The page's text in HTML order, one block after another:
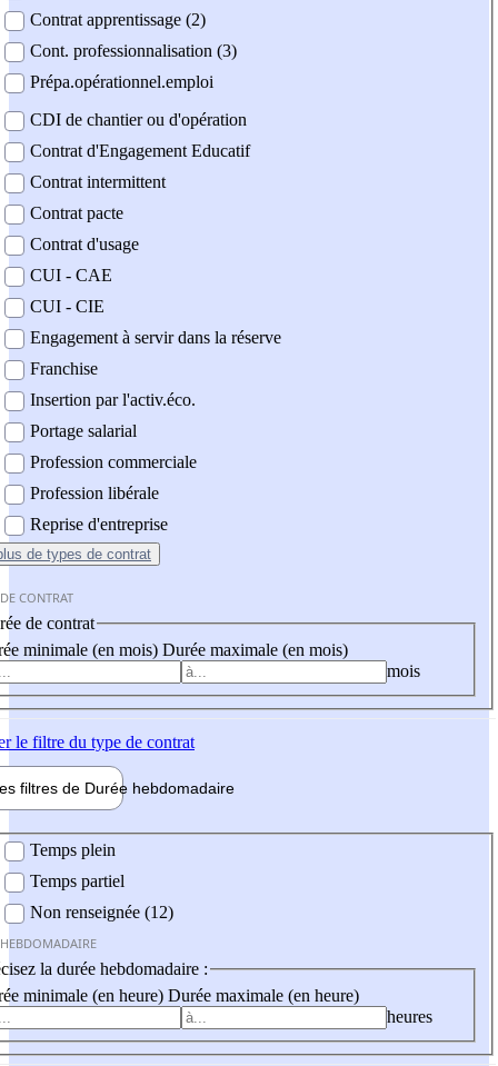
Contrat apprentissage (2)
Cont. professionnalisation (3)
Prépa.opérationnel.emploi
CDI de chantier ou d'opération
Contrat d'Engagement Educatif
Contrat intermittent
Contrat pacte
Contrat d'usage
CUI - CAE
CUI - CIE
Engagement à servir dans la réserve
Franchise
Insertion par l'activ.éco.
Portage salarial
Profession commerciale
Profession libérale
Reprise d'entreprise
de types de contrat
CONTRAT
de contrat
minimale (en mois) Durée maximale (en mois)
mois
le filtre du type de contrat
filtres de Durée hebdomadaire
Temps plein
Temps partiel
Non renseignée (12)
la durée hebdomadaire :
minimale (en heure) Durée maximale (en heure)
heures